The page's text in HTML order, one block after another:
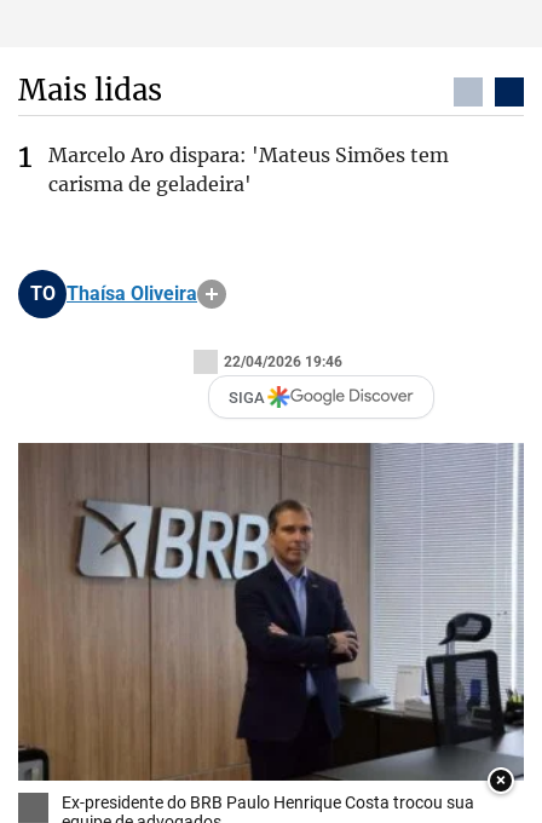
Mais lidas
Marcelo Aro dispara: 'Mateus Simões tem
carisma de geladeira'
TO Thaísa Oliveira
22/04/2026 19:46
SIGA
×
Ex-presidente do BRB Paulo Henrique Costa trocou sua